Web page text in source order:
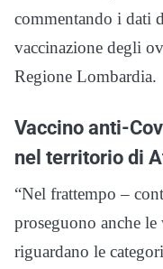
commentando i dati
vaccinazione degli
Regione Lombardia.
Vaccino anti-
nel territorio di
“Nel frattempo –
proseguono anche
riguardano le